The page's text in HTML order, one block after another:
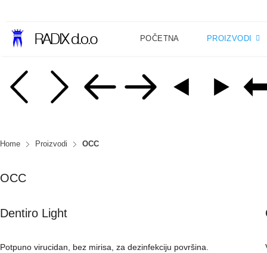
POČETNA PROIZVODI
Home Proizvodi OCC
OCC
Dentiro Light
Potpuno virucidan, bez mirisa, za dezinfekciju površina.